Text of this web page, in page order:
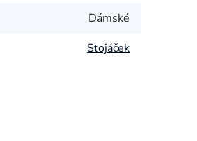
Dámské
Stojáček